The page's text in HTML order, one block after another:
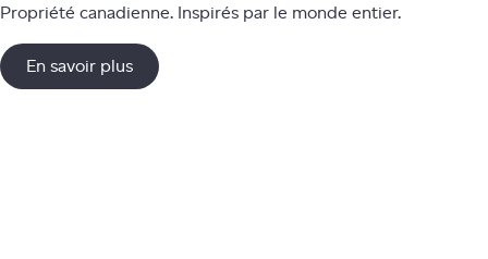
Propriété canadienne. Inspirés par le monde entier.
En savoir plus